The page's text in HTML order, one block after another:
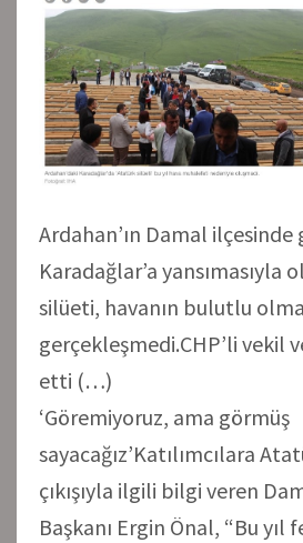
Ardahan’ın Damal ilçesinde
Karadağlar’a yansımasıyla
silüeti, havanın bulutlu
gerçekleşmedi.CHP’li vekil
etti (…)
‘Göremiyoruz, ama görmüş
sayacağız’Katılımcılara
çıkışıyla ilgili bilgi veren
Başkanı Ergin Önal, “Bu yıl